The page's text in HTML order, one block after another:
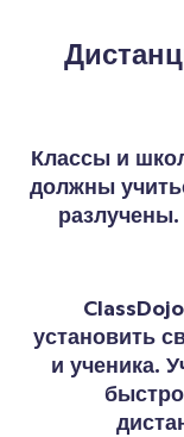
Классы и
должны
установить
и ученика.